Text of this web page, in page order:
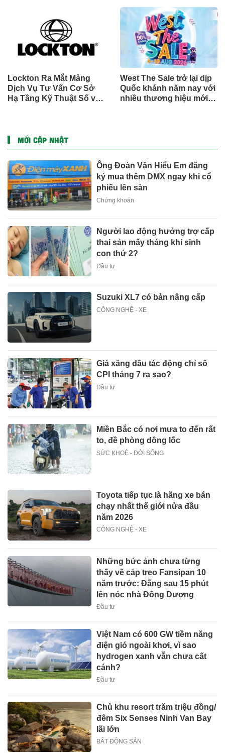
qua Nghiên cứu lâm
sàng một triệu ca toàn
cầu (GMCS)
Lockton Ra Mắt Mảng
Dịch Vụ Tư Vấn Cơ Sở
Hạ Tầng Kỹ Thuật Số và
West The Sale trở lại dịp
Quốc khánh năm nay với
nhiều thương hiệu mới,
MỚI CẬP NHẬT
Ông Đoàn Văn Hiểu Em đăng
ký mua thêm DMX ngay khi cổ
phiếu lên sàn
Chứng khoán
Người lao động hưởng trợ cấp
thai sản mấy tháng khi sinh
con thứ 2?
Đầu tư
Suzuki XL7 có bản nâng cấp
CÔNG NGHỆ - XE
Giá xăng dầu tác động chỉ số
CPI tháng 7 ra sao?
Đầu tư
Miền Bắc có nơi mưa to đến rất
to, đề phòng dông lốc
SỨC KHOẺ - ĐỜI SỐNG
Toyota tiếp tục là hãng xe bán
chạy nhất thế giới nửa đầu
năm 2026
CÔNG NGHỆ - XE
Những bức ảnh chưa từng
thấy về cáp treo Fansipan 10
năm trước: Đằng sau 15 phút
lên nóc nhà Đông Dương
Đầu tư
Việt Nam có 600 GW tiềm năng
điện gió ngoài khơi, vì sao
hydrogen xanh vẫn chưa cất
cánh?
Đầu tư
Chủ khu resort trăm triệu đồng/
đêm Six Senses Ninh Van Bay
lãi lớn
BẤT ĐỘNG SẢN